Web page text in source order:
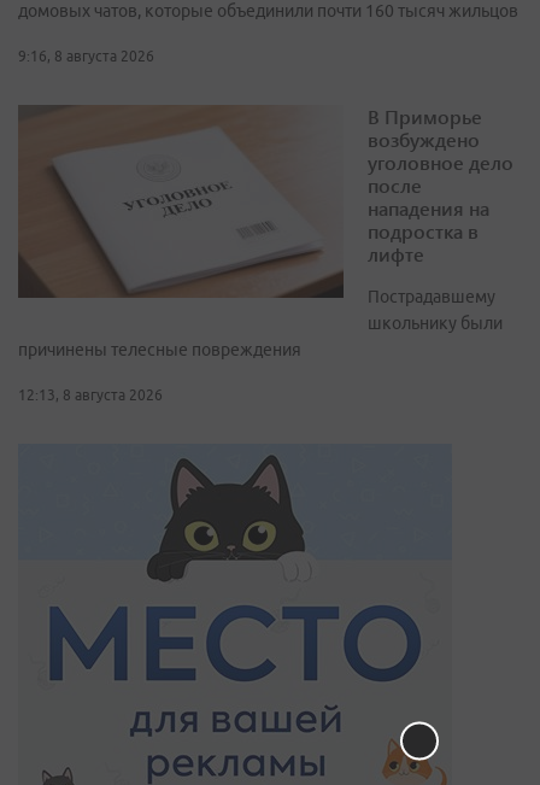
домовых чатов, которые объединили почти 160 тысяч жильцов
9:16, 8 августа 2026
В Приморье
возбуждено
уголовное дело
после
нападения на
подростка в
лифте
Пострадавшему
школьнику были
причинены телесные повреждения
12:13, 8 августа 2026